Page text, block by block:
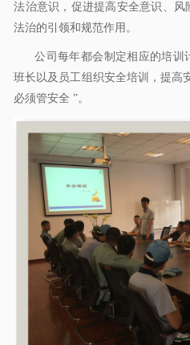
法治意识，促进提高安全意识、
法治的引领和规范作用。
公司每年都会制定相应的培训
班长以及员工组织安全培训，提高
必须管安全 ”。